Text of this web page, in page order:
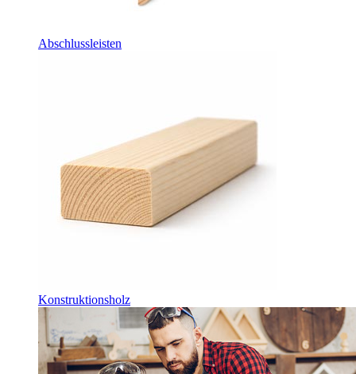
Abschlussleisten
Konstruktionsholz